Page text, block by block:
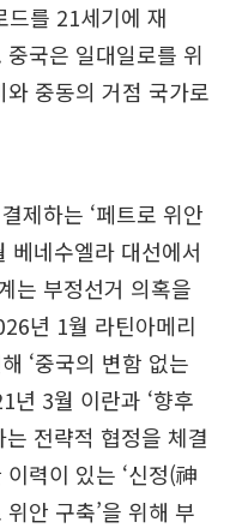
를 21세기에 재
국은 일대일로를 위
와 중동의 거점 국가로
제하는 ‘페트로 위안
베네수엘라 대선에서
는 부정선거 의혹을
년 1월 라틴아메리
‘중국의 변함 없는
년 3월 이란과 ‘향후
전략적 협정을 체결
력이 있는 ‘신정(神
안 구축’을 위해 부